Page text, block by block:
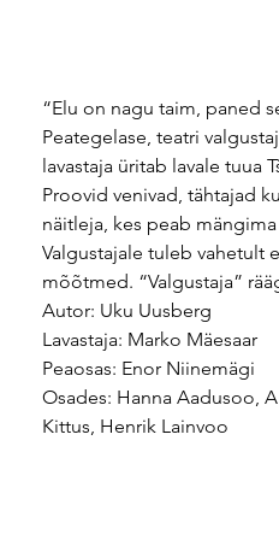
“Elu on nagu taim, paned
Peategelase, teatri
lavastaja üritab lavale tuua
Proovid venivad, tähtajad
näitleja, kes peab
Valgustajale tuleb vahetult
mõõtmed. “Valgustaja”
Autor: Uku Uusberg
Lavastaja: Marko Mäesaar
Peaosas: Enor Niinemägi
Osades: Hanna Aadusoo,
Kittus, Henrik Lainvoo